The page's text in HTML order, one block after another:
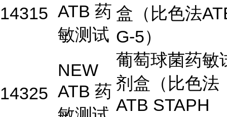
14315 ATB 药
敏测试
盒（比色法
G-5）
14325
NEW
ATB 药
葡萄球菌药敏
剂盒（比色法
ATB STAPH